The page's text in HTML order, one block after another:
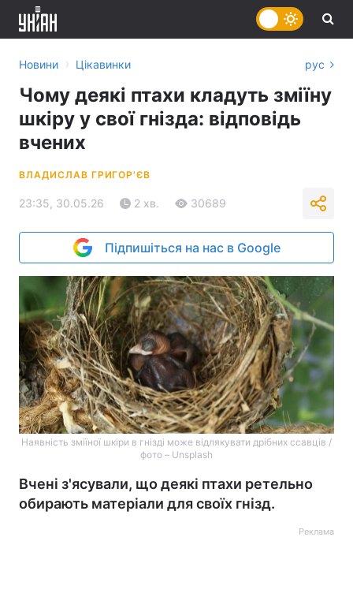
Новини › Цікавинки рус
Чому деякі птахи кладуть зміїну
шкіру у свої гнізда: відповідь
вчених
ВЛАДИСЛАВ ГРИГОР'ЄВ
23:35, 30.05.26 2 хв. 30689
Підпишіться на нас в Google
Наявність зміїної шкіри в гнізді може відлякувати дрібних ссавців /
фото – Unsplash
Вчені з'ясували, що деякі птахи ретельно
обирають матеріали для своїх гнізд.
Реклама